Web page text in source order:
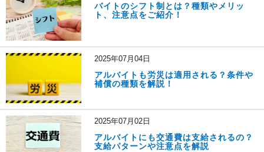
バイトのシフト制とは？種類やメリッ
ト、注意点をご紹介！
2025年07月04日
アルバイトも労災は適用される？条件や
補償の種類を解説！
2025年07月02日
アルバイトにも交通費は支給されるの？
支給パターンや注意点を解説